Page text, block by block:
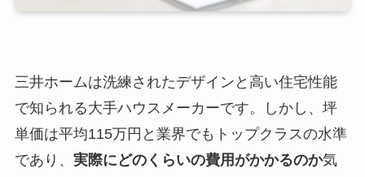
三井ホームは洗練されたデザインと高い住宅性能
で知られる大手ハウスメーカーです。しかし、坪
単価は平均115万円と業界でもトップクラスの水準
であり、 実際にどのくらいの費用がかかるのか気